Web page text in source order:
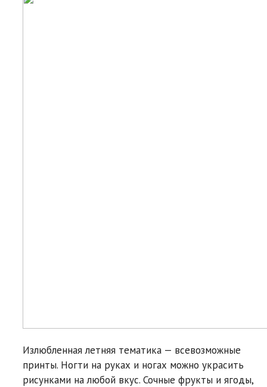
Излюбленная летняя тематика — всевозможные
принты. Ногти на руках и ногах можно украсить
рисунками на любой вкус. Сочные фрукты и ягоды,